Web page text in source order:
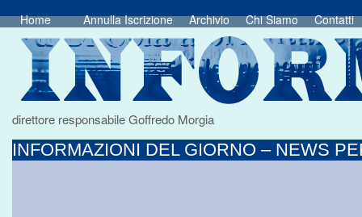
Home Annulla Iscrizione Archivio Chi Siamo Contatti
direttore responsabile Goffredo Morgia
INFORMAZIONI DEL GIORNO – NEWS